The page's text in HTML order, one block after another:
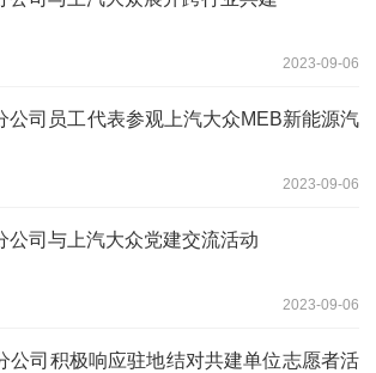
2023-09-06
公司员工代表参观上汽大众MEB新能源汽
2023-09-06
公司与上汽大众党建交流活动
2023-09-06
公司积极响应驻地结对共建单位志愿者活